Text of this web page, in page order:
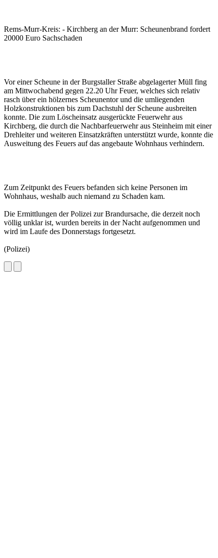
Rems-Murr-Kreis: - Kirchberg an der Murr: Scheunenbrand fordert
20000 Euro Sachschaden
Vor einer Scheune in der Burgstaller Straße abgelagerter Müll fing
am Mittwochabend gegen 22.20 Uhr Feuer, welches sich relativ
rasch über ein hölzernes Scheunentor und die umliegenden
Holzkonstruktionen bis zum Dachstuhl der Scheune ausbreiten
konnte. Die zum Löscheinsatz ausgerückte Feuerwehr aus
Kirchberg, die durch die Nachbarfeuerwehr aus Steinheim mit einer
Drehleiter und weiteren Einsatzkräften unterstützt wurde, konnte die
Ausweitung des Feuers auf das angebaute Wohnhaus verhindern.
Zum Zeitpunkt des Feuers befanden sich keine Personen im
Wohnhaus, weshalb auch niemand zu Schaden kam.
Die Ermittlungen der Polizei zur Brandursache, die derzeit noch
völlig unklar ist, wurden bereits in der Nacht aufgenommen und
wird im Laufe des Donnerstags fortgesetzt.
(Polizei)